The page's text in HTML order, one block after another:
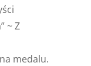
~ Z
medalu.